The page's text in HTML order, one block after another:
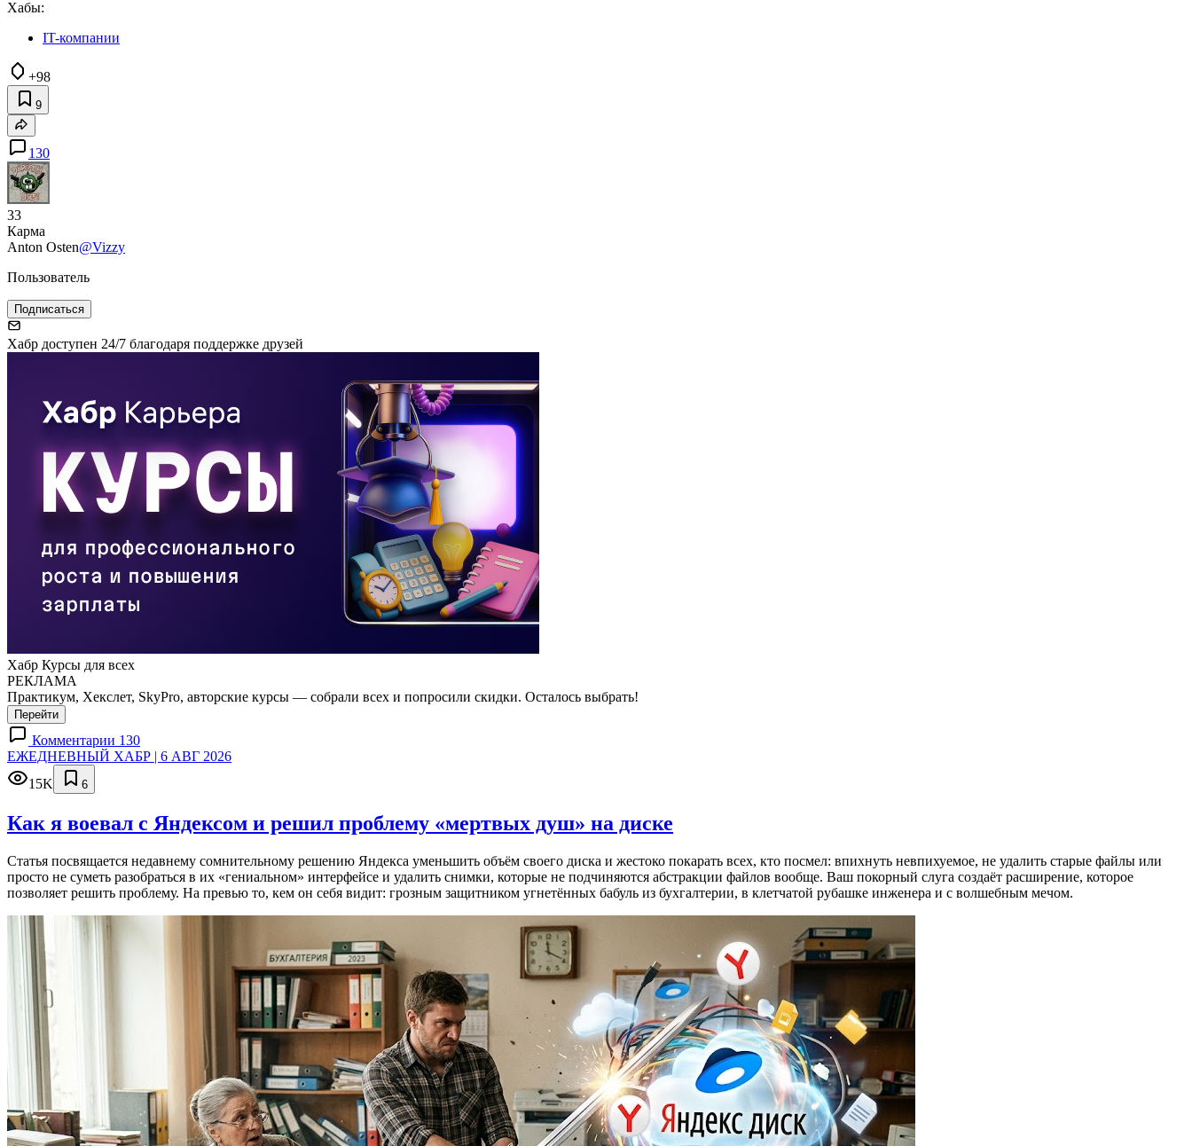
Хабы:
IT-компании
+98
9
130
33
Карма
Anton Osten@Vizzy
Пользователь
Подписаться
Хабр доступен 24/7 благодаря поддержке друзей
Хабр Курсы для всех
РЕКЛАМА
Практикум, Хекслет, SkyPro, авторские курсы — собрали всех и попросили скидки. Осталось выбрать!
Перейти
Комментарии 130
ЕЖЕДНЕВНЫЙ ХАБР | 6 АВГ 2026
15K
6
Как я воевал с Яндексом и решил проблему «мертвых душ» на диске
Статья посвящается недавнему сомнительному решению Яндекса уменьшить объём своего диска и жестоко покарать всех, кто посмел: впихнуть невпихуемое, не удалить старые файлы или
просто не суметь разобраться в их «гениальном» интерфейсе и удалить снимки, которые не подчиняются абстракции файлов вообще. Ваш покорный слуга создаёт расширение, которое
позволяет решить проблему. На превью то, кем он себя видит: грозным защитником угнетённых бабуль из бухгалтерии, в клетчатой рубашке инженера и с волшебным мечом.